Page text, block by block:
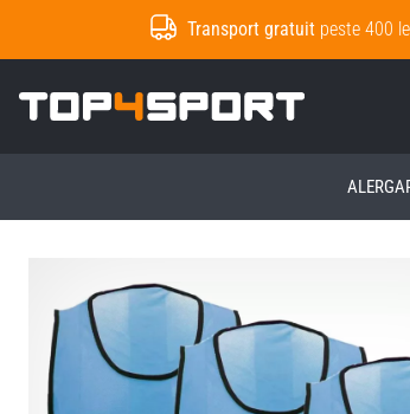
Transport gratuitpeste 400
Top4Sport.ro